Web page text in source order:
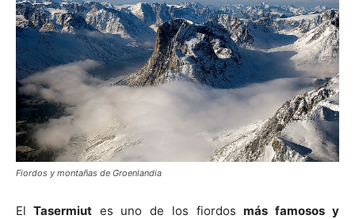
Fiordos y montañas de Groenlandia
El Tasermiutes uno de los fiordosmás famosos y